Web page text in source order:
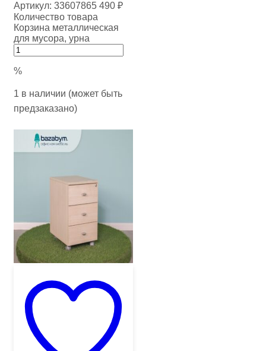
Артикул: 33607865 490 ₽
Количество товара
Корзина металлическая
для мусора, урна
%
1 в наличии (может быть
предзаказано)